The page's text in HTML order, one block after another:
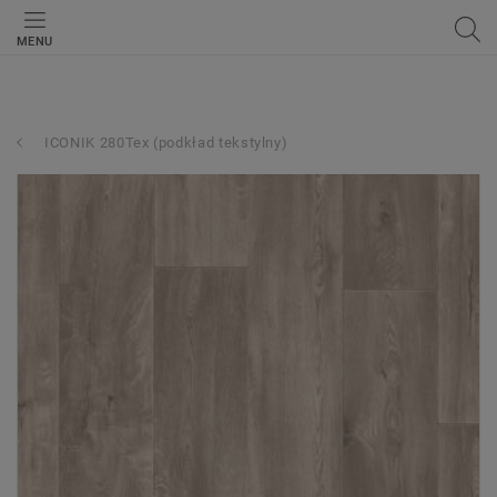
MENU
ICONIK 280Tex (podkład tekstylny)